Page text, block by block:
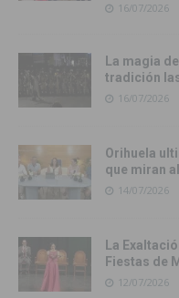
16/07/2026
La magia
tradición
16/07/2026
Orihuela
que miran
14/07/2026
La
Fiestas de
12/07/2026